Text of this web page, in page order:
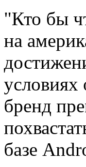
"Кто бы
на
условиях
бренд
базе